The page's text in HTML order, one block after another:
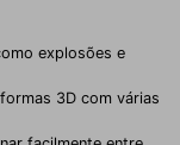
explosões e
3D com várias